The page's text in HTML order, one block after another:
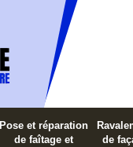
Pose et réparation
de faîtage et
de